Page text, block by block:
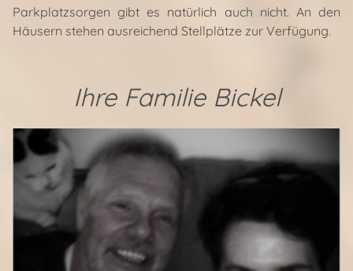
Parkplatzsorgen gibt es natürlich auch nicht. An den
Häusern stehen ausreichend Stellplätze zur Verfügung.
Ihre Familie Bickel